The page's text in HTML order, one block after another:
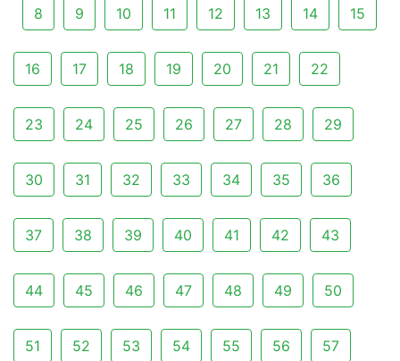
8 9 10 11 12 13 14 15
16 17 18 19 20 21 22
23 24 25 26 27 28 29
30 31 32 33 34 35 36
37 38 39 40 41 42 43
44 45 46 47 48 49 50
51 52 53 54 55 56 57